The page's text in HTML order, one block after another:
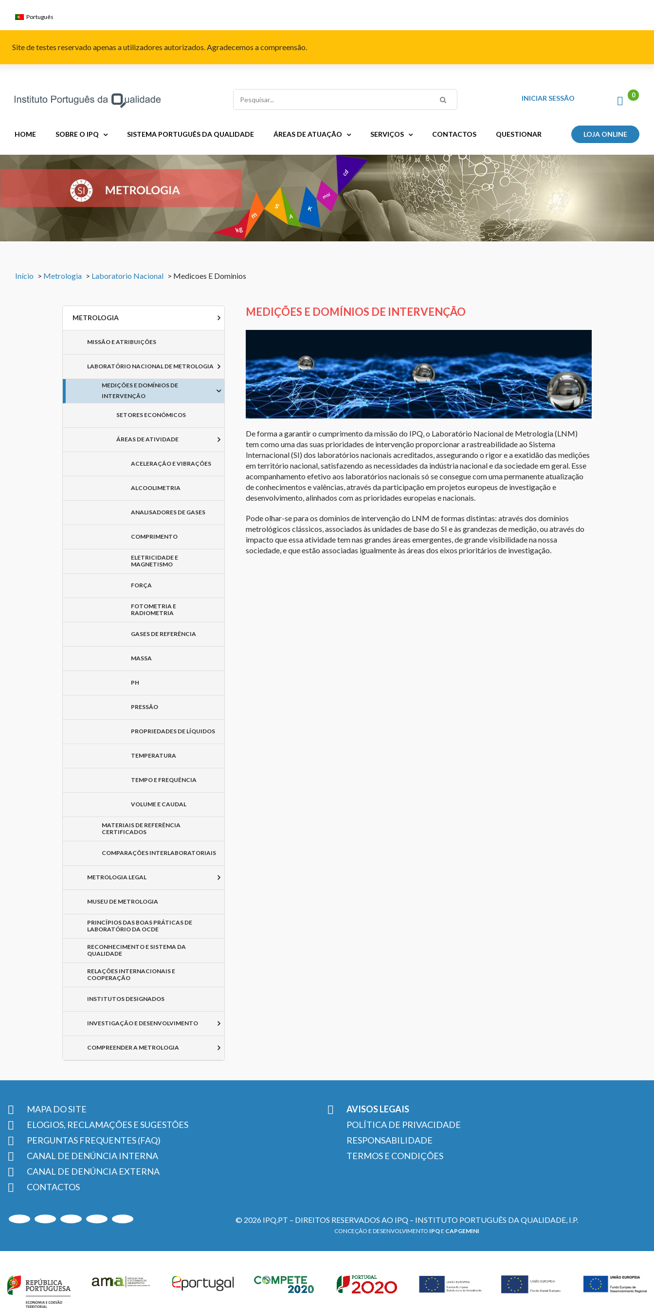
Português
Site de testes reservado apenas a utilizadores autorizados. Agradecemos a compreensão.
Pesquisar INICIAR SESSÃO
HOME SOBRE O IPQ SISTEMA PORTUGUÊS DA QUALIDADE ÁREAS DE ATUAÇÃO SERVIÇOS CONTACTOS QUESTIONAR LOJA ONLINE
Início > Metrologia > Laboratorio Nacional > Medicoes E Dominios
METROLOGIA
MISSÃO E ATRIBUIÇÕES
LABORATÓRIO NACIONAL DE METROLOGIA
MEDIÇÕES E DOMÍNIOS DE
INTERVENÇÃO
SETORES ECONÓMICOS
ÁREAS DE ATIVIDADE
ACELERAÇÃO E VIBRAÇÕES
ALCOOLIMETRIA
ANALISADORES DE GASES
COMPRIMENTO
ELETRICIDADE E
MAGNETISMO
FORÇA
FOTOMETRIA E
RADIOMETRIA
GASES DE REFERÊNCIA
MASSA
PH
PRESSÃO
PROPRIEDADES DE LÍQUIDOS
TEMPERATURA
TEMPO E FREQUÊNCIA
VOLUME E CAUDAL
MATERIAIS DE REFERÊNCIA
CERTIFICADOS
COMPARAÇÕES INTERLABORATORIAIS
METROLOGIA LEGAL
MUSEU DE METROLOGIA
PRINCÍPIOS DAS BOAS PRÁTICAS DE
LABORATÓRIO DA OCDE
RECONHECIMENTO E SISTEMA DA
QUALIDADE
RELAÇÕES INTERNACIONAIS E
COOPERAÇÃO
INSTITUTOS DESIGNADOS
INVESTIGAÇÃO E DESENVOLVIMENTO
COMPREENDER A METROLOGIA
MEDIÇÕES E DOMÍNIOS DE INTERVENÇÃO
De forma a garantir o cumprimento da missão do IPQ, o Laboratório Nacional de Metrologia (LNM)
tem como uma das suas prioridades de intervenção proporcionar a rastreabilidade ao Sistema
Internacional (SI) dos laboratórios nacionais acreditados, assegurando o rigor e a exatidão das medições
em território nacional, satisfazendo as necessidades da indústria nacional e da sociedade em geral. Esse
acompanhamento efetivo aos laboratórios nacionais só se consegue com uma permanente atualização
de conhecimentos e valências, através da participação em projetos europeus de investigação e
desenvolvimento, alinhados com as prioridades europeias e nacionais.
Pode olhar-se para os domínios de intervenção do LNM de formas distintas: através dos domínios
metrológicos clássicos, associados às unidades de base do SI e às grandezas de medição, ou através do
impacto que essa atividade tem nas grandes áreas emergentes, de grande visibilidade na nossa
sociedade, e que estão associadas igualmente às áreas dos eixos prioritários de investigação.
MAPA DO SITE
ELOGIOS, RECLAMAÇÕES E SUGESTÕES
PERGUNTAS FREQUENTES (FAQ)
CANAL DE DENÚNCIA INTERNA
CANAL DE DENÚNCIA EXTERNA
CONTACTOS
AVISOS LEGAIS
POLÍTICA DE PRIVACIDADE
RESPONSABILIDADE
TERMOS E CONDIÇÕES
© 2026 IPQ.PT – DIREITOS RESERVADOS AO IPQ – INSTITUTO PORTUGUÊS DA QUALIDADE, I.P.
CONCEÇÃO E DESENVOLVIMENTO IPQE CAPGEMINI